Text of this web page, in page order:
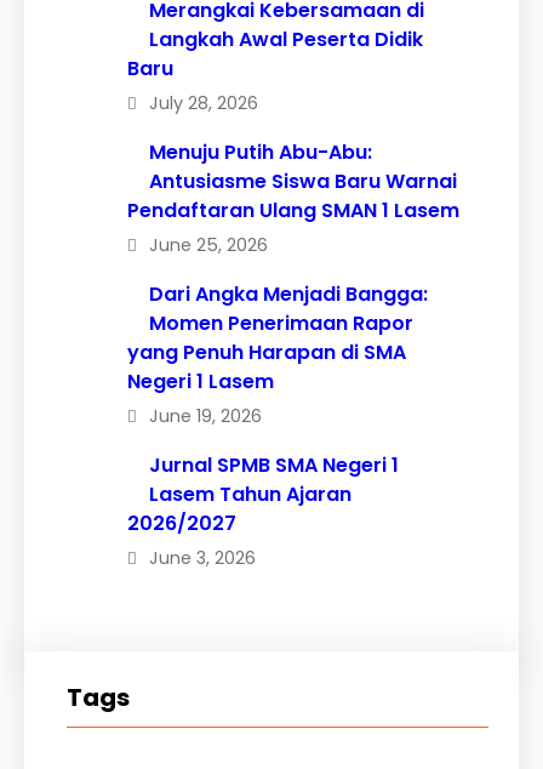
Merangkai Kebersamaan di
Langkah Awal Peserta Didik
Baru
July 28, 2026
Menuju Putih Abu-Abu:
Antusiasme Siswa Baru Warnai
Pendaftaran Ulang SMAN 1 Lasem
June 25, 2026
Dari Angka Menjadi Bangga:
Momen Penerimaan Rapor
yang Penuh Harapan di SMA
Negeri 1 Lasem
June 19, 2026
Jurnal SPMB SMA Negeri 1
Lasem Tahun Ajaran
2026/2027
June 3, 2026
Tags